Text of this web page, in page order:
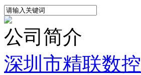
公司简介
深圳市精联数